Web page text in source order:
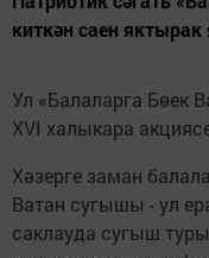
киткән саен
Ул «Балаларга Бөек
XVI халыкара
Хәзерге заман
Ватан сугышы - ул
саклауда сугыш